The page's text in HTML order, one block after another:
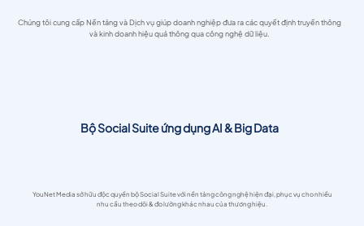
Bộ Social Suite ứng dụng AI & Big Data
YouNet Media sở hữu độc quyền bộ Social Suite với nền tảng công nghệ hiện đại, phục vụ cho nhiều
nhu cầu theo dõi & đo lường khác nhau của thương hiệu.
Chúng tôi cung cấp Nền tảng và Dịch vụ giúp doanh nghiệp đưa ra các quyết định truyền thông
và kinh doanh hiệu quả thông qua công nghệ dữ liệu.